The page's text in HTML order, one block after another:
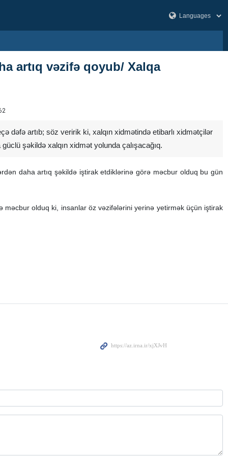
artıq vəzifə qoyub/ Xalqa
dəfə artıb; söz veririk ki, xalqın xidmətində etibarlı xidmətçilər
şəkildə xalqın xidmət yolunda çalışacağıq.
daha artıq şəkildə iştirak etdiklərinə görə məcbur olduq bu gün
olduq ki, insanlar öz vəzifələrini yerinə yetirmək üçün iştirak